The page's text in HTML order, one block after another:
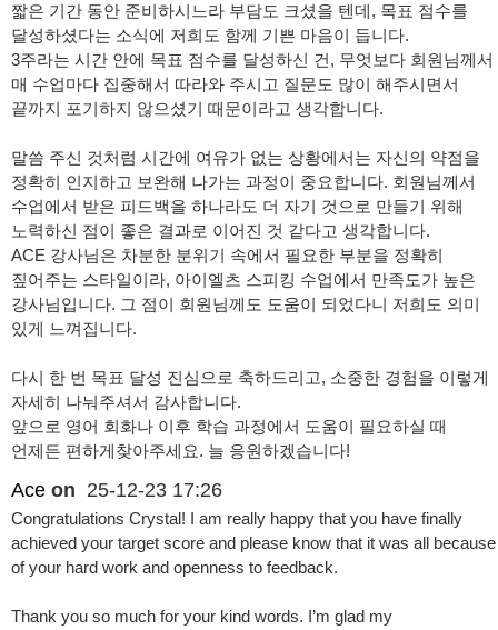
짧은 기간 동안 준비하시느라 부담도 크셨을 텐데, 목표 점수를
달성하셨다는 소식에 저희도 함께 기쁜 마음이 듭니다.
3주라는 시간 안에 목표 점수를 달성하신 건, 무엇보다 회원님께서
매 수업마다 집중해서 따라와 주시고 질문도 많이 해주시면서
끝까지 포기하지 않으셨기 때문이라고 생각합니다.
말씀 주신 것처럼 시간에 여유가 없는 상황에서는 자신의 약점을
정확히 인지하고 보완해 나가는 과정이 중요합니다. 회원님께서
수업에서 받은 피드백을 하나라도 더 자기 것으로 만들기 위해
노력하신 점이 좋은 결과로 이어진 것 같다고 생각합니다.
ACE 강사님은 차분한 분위기 속에서 필요한 부분을 정확히
짚어주는 스타일이라, 아이엘츠 스피킹 수업에서 만족도가 높은
강사님입니다. 그 점이 회원님께도 도움이 되었다니 저희도 의미
있게 느껴집니다.
다시 한 번 목표 달성 진심으로 축하드리고, 소중한 경험을 이렇게
자세히 나눠주셔서 감사합니다.
앞으로 영어 회화나 이후 학습 과정에서 도움이 필요하실 때
언제든 편하게찾아주세요. 늘 응원하겠습니다!
Ace on 25-12-23 17:26
Congratulations Crystal! I am really happy that you have finally
achieved your target score and please know that it was all because
of your hard work and openness to feedback.
Thank you so much for your kind words. I’m glad my